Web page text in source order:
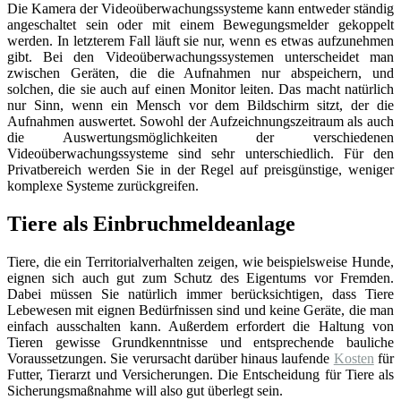
Die Kamera der Videoüberwachungssysteme kann entweder ständig
angeschaltet sein oder mit einem Bewegungsmelder gekoppelt
werden. In letzterem Fall läuft sie nur, wenn es etwas aufzunehmen
gibt. Bei den Videoüberwachungssystemen unterscheidet man
zwischen Geräten, die die Aufnahmen nur abspeichern, und
solchen, die sie auch auf einen Monitor leiten. Das macht natürlich
nur Sinn, wenn ein Mensch vor dem Bildschirm sitzt, der die
Aufnahmen auswertet. Sowohl der Aufzeichnungszeitraum als auch
die Auswertungsmöglichkeiten der verschiedenen
Videoüberwachungssysteme sind sehr unterschiedlich. Für den
Privatbereich werden Sie in der Regel auf preisgünstige, weniger
komplexe Systeme zurückgreifen.
Tiere als Einbruchmeldeanlage
Tiere, die ein Territorialverhalten zeigen, wie beispielsweise Hunde,
eignen sich auch gut zum Schutz des Eigentums vor Fremden.
Dabei müssen Sie natürlich immer berücksichtigen, dass Tiere
Lebewesen mit eignen Bedürfnissen sind und keine Geräte, die man
einfach ausschalten kann. Außerdem erfordert die Haltung von
Tieren gewisse Grundkenntnisse und entsprechende bauliche
Voraussetzungen. Sie verursacht darüber hinaus laufende Kosten für
Futter, Tierarzt und Versicherungen. Die Entscheidung für Tiere als
Sicherungsmaßnahme will also gut überlegt sein.